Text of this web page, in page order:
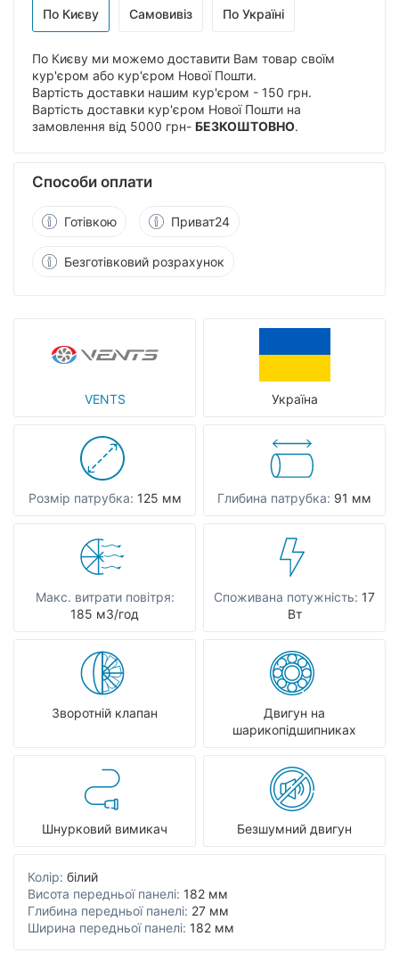
VENTS Україна
Розмір патрубка: 125 мм Глибина патрубка: 91 мм
Макс. витрати повітря:
185 мЗ/год
Споживана потужність: 17
Вт
Зворотній клапан
Двигун на
шарикопідшипниках
Шнурковий вимикач Безшумний двигун
Колір: білий
Висота передньої панелі: 182 мм
Глибина передньої панелі: 27 мм
Ширина передньої панелі: 182 мм
По Києву Самовивіз По Україні
По Києву ми можемо доставити Вам товар своїм
кур'єром або кур'єром Нової Пошти.
Вартість доставки нашим кур'єром - 150 грн.
Вартість доставки кур'єром Нової Пошти на
замовлення від 5000 грн- БЕЗКОШТОВНО.
Способи оплати
Готівкою Приват24
Безготівковий розрахунок